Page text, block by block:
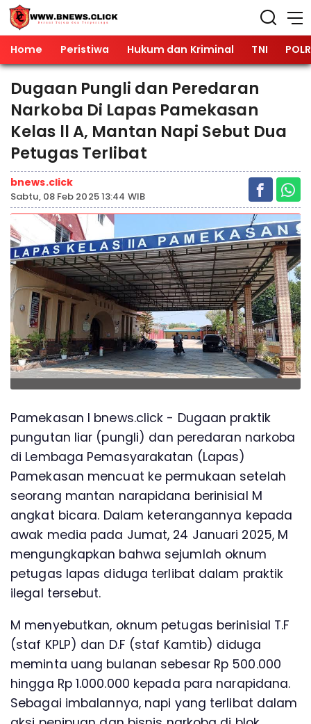
Home Peristiwa Hukum dan Kriminal TNI
Dugaan Pungli dan Peredaran
Narkoba Di Lapas Pamekasan
Kelas ll A, Mantan Napi Sebut Dua
Petugas Terlibat
bnews.click
Sabtu, 08 Feb 2025 13:44 WIB
Pamekasan l bnews.click - Dugaan praktik
pungutan liar (pungli) dan peredaran narkoba
di Lembaga Pemasyarakatan (Lapas)
Pamekasan mencuat ke permukaan setelah
seorang mantan narapidana berinisial M
angkat bicara. Dalam keterangannya kepada
awak media pada Jumat, 24 Januari 2025, M
mengungkapkan bahwa sejumlah oknum
petugas lapas diduga terlibat dalam praktik
ilegal tersebut.
M menyebutkan, oknum petugas berinisial T.F
(staf KPLP) dan D.F (staf Kamtib) diduga
meminta uang bulanan sebesar Rp 500.000
hingga Rp 1.000.000 kepada para narapidana.
Sebagai imbalannya, napi yang terlibat dalam